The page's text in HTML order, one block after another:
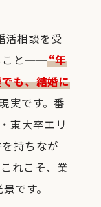
活相談を受
こと──“年
も、結婚に
実です。番
東大卒エリ
持ちなが
れこそ、業
です。